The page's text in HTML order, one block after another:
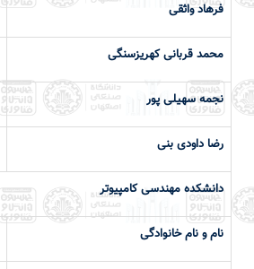
فرهاد واثقی
محمد قربانی کهریزسنگی
نجمه سهیلی پور
رضا داودی بنی
دانشكده مهندسی کامپیوتر
نام و نام خانوادگی